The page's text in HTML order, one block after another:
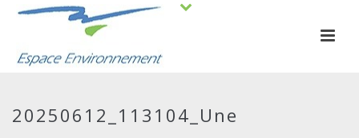
20250612_113104_Une